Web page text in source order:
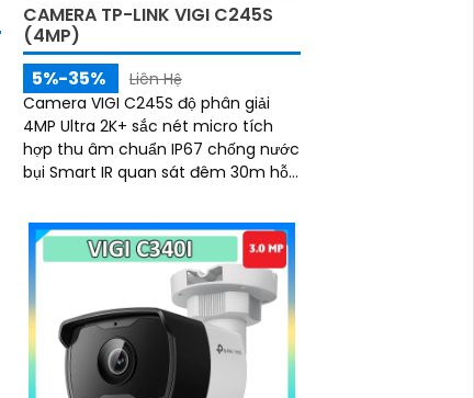
CAMERA TP-LINK VIGI C245S
(4MP)
5%-35%
Liên Hệ
Camera VIGI C245S độ phân giải
4MP Ultra 2K+ sắc nét micro tích
hợp thu âm chuẩn IP67 chống nước
bụi Smart IR quan sát đêm 30m hỗ
256GB hoặc bằng đầu ghi hình
chuẩn nén H.265+ tiết kiệm băng
thông quản lý qua VIGI App VIGI
Manager trình duyệt web đảm bảo
giám sát hiệu quả bền bỉ